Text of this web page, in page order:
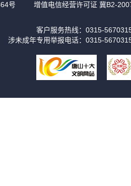
号
增值电信经营许可证 冀B2-
客户服务热线：0315-
涉未成年专用举报电话：0315-